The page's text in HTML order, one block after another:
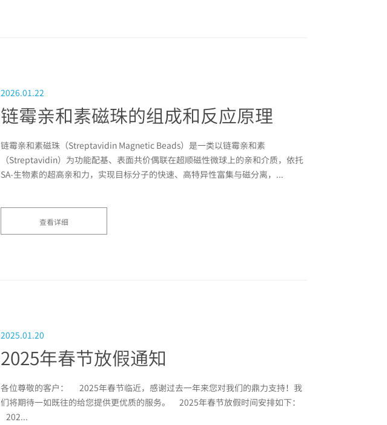
2026.01.22
链霉亲和素磁珠的组成和反应原理
链霉亲和素磁珠（Streptavidin Magnetic Beads）是一类以链霉亲和素
（Streptavidin）为功能配基、表面共价偶联在超顺磁性微球上的亲和介质，依托
SA-生物素的超高亲和力，实现目标分子的快速、高特异性富集与磁分离，...
查看详细
2025.01.20
2025年春节放假通知
各位尊敬的客户： 2025年春节临近，感谢过去一年来您对我们的鼎力支持！我
们将期待一如既往的给您提供更优质的服务。 2025年春节放假时间安排如下：
202...